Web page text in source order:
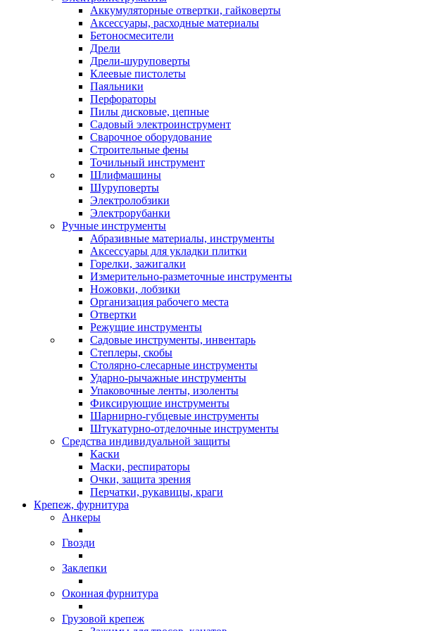
Аккумуляторные отвертки, гайковерты
Аксессуары, расходные материалы
Бетоносмесители
Дрели
Дрели-шуруповерты
Клеевые пистолеты
Паяльники
Перфораторы
Пилы дисковые, цепные
Садовый электроинструмент
Сварочное оборудование
Строительные фены
Точильный инструмент
Шлифмашины
Шуруповерты
Электролобзики
Электрорубанки
Ручные инструменты
Абразивные материалы, инструменты
Аксессуары для укладки плитки
Горелки, зажигалки
Измерительно-разметочные инструменты
Ножовки, лобзики
Организация рабочего места
Отвертки
Режущие инструменты
Садовые инструменты, инвентарь
Степлеры, скобы
Столярно-слесарные инструменты
Ударно-рычажные инструменты
Упаковочные ленты, изоленты
Фиксирующие инструменты
Шарнирно-губцевые инструменты
Штукатурно-отделочные инструменты
Средства индивидуальной защиты
Каски
Маски, респираторы
Очки, защита зрения
Перчатки, рукавицы, краги
Крепеж, фурнитура
Анкеры
Гвозди
Заклепки
Оконная фурнитура
Грузовой крепеж